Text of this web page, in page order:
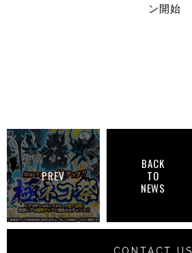
ン開始
PREV
BACK
TO
NEWS
CONTACT US